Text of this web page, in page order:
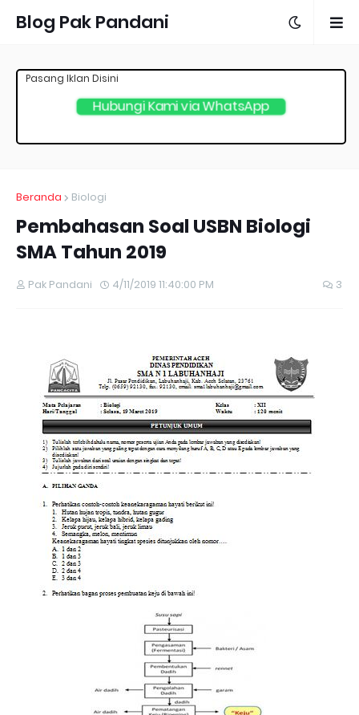
Blog Pak Pandani
Hubungi Kami via WhatsApp
Pasang Iklan Disini
Beranda Biologi
Pembahasan Soal USBN Biologi
SMA Tahun 2019
Pak Pandani 4/11/2019 11:40:00 PM 3